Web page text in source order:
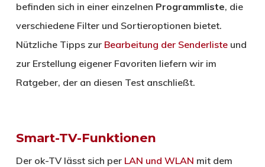
befinden sich in einer einzelnen Programmliste, die
verschiedene Filter und Sortieroptionen bietet.
Nützliche Tipps zur Bearbeitung der Senderlisteund
zur Erstellung eigener Favoriten liefern wir im
Ratgeber, der an diesen Test anschließt.
Smart-TV-Funktionen
Der ok-TV lässt sich per LAN und WLAN mit dem